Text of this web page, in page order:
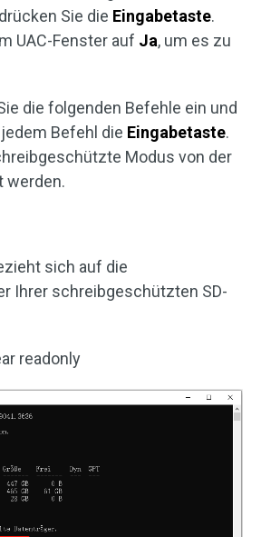
Sie die Eingabetaste.
UAC-Fenster auf Ja, um es zu
die folgenden Befehle ein und
Befehl die Eingabetaste.
Modus von der
werden.
sich auf die
Ihrer schreibgeschützten SD-
readonly